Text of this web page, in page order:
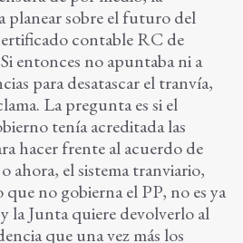
planear sobre el futuro del
contable RC de
entonces no apuntaba ni a
para desatascar el tranvía,
La pregunta es si el
tenía acreditada las
hacer frente al acuerdo de
ahora, el sistema tranviario,
no gobierna el PP, no es ya
la Junta quiere devolverlo al
que una vez más los